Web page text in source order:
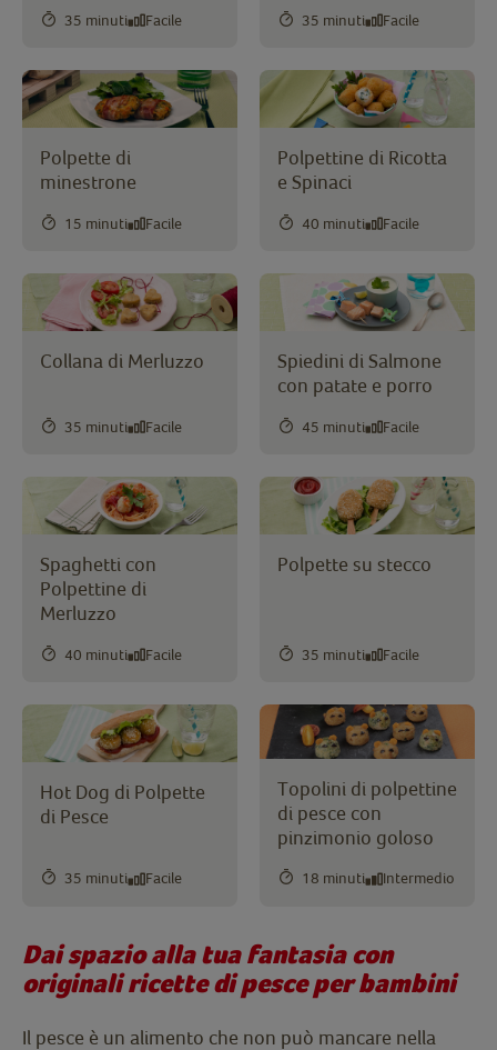
35 minuti Facile 35 minuti Facile
Polpette di
minestrone
15 minuti Facile
Polpettine di Ricotta
e Spinaci
40 minuti Facile
Collana di Merluzzo
35 minuti Facile
Spiedini di Salmone
con patate e porro
45 minuti Facile
Spaghetti con
Polpettine di
Merluzzo
40 minuti Facile
Polpette su stecco
35 minuti Facile
Hot Dog di Polpette
di Pesce
35 minuti Facile
Topolini di polpettine
di pesce con
pinzimonio goloso
18 minuti Intermedio
Dai spazio alla tua fantasia con
originali ricette di pesce per bambini
Il pesce è un alimento che non può mancare nella